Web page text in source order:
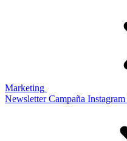
Marketing
Newsletter Campaña Instagram